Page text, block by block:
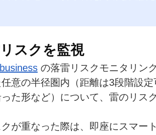
スクを監視
の落雷リスクモニタリン
意の半径圏内（距離は3段階設
た形など）について、雷のリス
が重なった際は、即座にスマー